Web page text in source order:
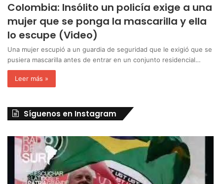
Colombia: Insólito un policía exige a una
mujer que se ponga la mascarilla y ella
lo escupe (Video)
Una mujer escupió a un guardia de seguridad que le exigió que se
pusiera mascarilla antes de entrar en un conjunto residencial…
Leer más »
Síguenos en Instagram